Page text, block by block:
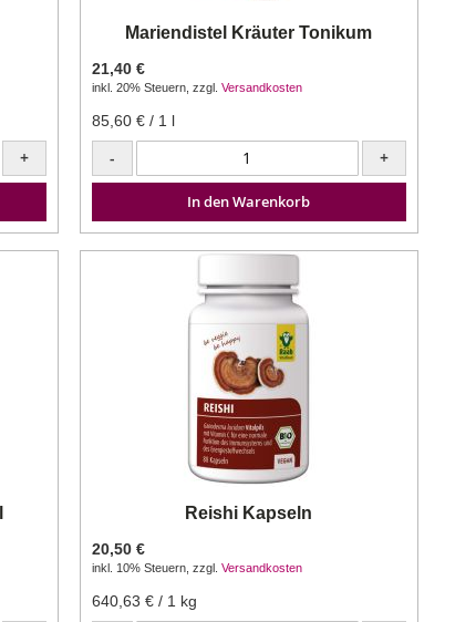
+
Mariendistel Kräuter Tonikum
21,40 €
inkl. 20% Steuern, zzgl. Versandkosten
85,60 €/ 1 l
- +
In den Warenkorb
Reishi Kapseln
20,50 €
inkl. 10% Steuern, zzgl. Versandkosten
640,63 €/ 1 kg